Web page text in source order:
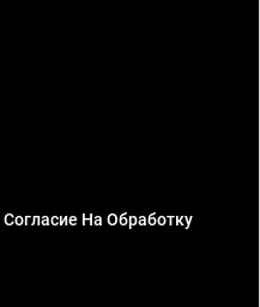
На Обработку